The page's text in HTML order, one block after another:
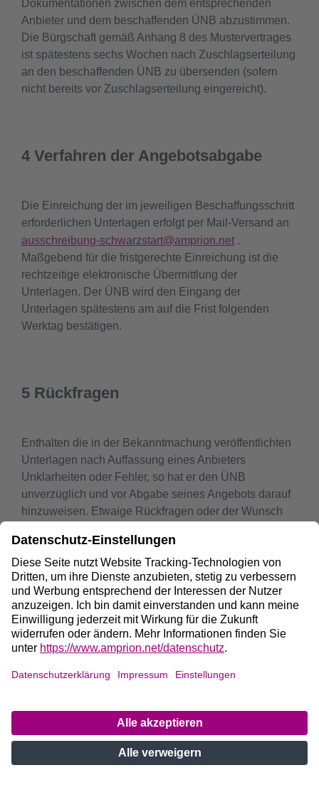
Dokumentationen zwischen dem entsprechenden
Anbieter und dem beschaffenden ÜNB abzustimmen.
Die Bürgschaft gemäß Anhang 8 des Mustervertrages
ist spätestens sechs Wochen nach Zuschlagserteilung
an den beschaffenden ÜNB zu übersenden (sofern
nicht bereits vor Zuschlagserteilung eingereicht).
4 Verfahren der Angebotsabgabe
Die Einreichung der im jeweiligen Beschaffungsschritt
erforderlichen Unterlagen erfolgt per Mail-Versand an
ausschreibung-schwarzstart@amprion.net .
Maßgebend für die fristgerechte Einreichung ist die
rechtzeitige elektronische Übermittlung der
Unterlagen. Der ÜNB wird den Eingang der
Unterlagen spätestens am auf die Frist folgenden
Werktag bestätigen.
5 Rückfragen
Enthalten die in der Bekanntmachung veröffentlichten
Unterlagen nach Auffassung eines Anbieters
Unklarheiten oder Fehler, so hat er den ÜNB
unverzüglich und vor Abgabe seines Angebots darauf
hinzuweisen. Etwaige Rückfragen oder der Wunsch
ausschließlich per E-Mail (
ausschreibung-schwarzstart@amprion.net) an den
ÜNB zu richten und werden von diesem
schnellstmöglich beantwortet. Der späteste Zeitpunkt
für den Eingang dieser Rückfragen oder das
Verlangen nach weiteren Auskünften entspricht fünf
Wochen vor Ende der Frist des Beschaffungsschrittes
6 Hinweise zum Verfahren